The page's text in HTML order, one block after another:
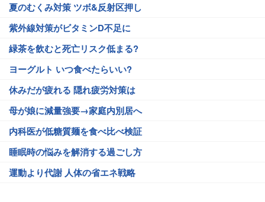
夏のむくみ対策 ツボ&反射区押し
紫外線対策がビタミンD不足に
緑茶を飲むと死亡リスク低まる?
ヨーグルト いつ食べたらいい?
休みだが疲れる 隠れ疲労対策は
母が娘に減量強要→家庭内別居へ
内科医が低糖質麺を食べ比べ検証
睡眠時の悩みを解消する過ごし方
運動より代謝 人体の省エネ戦略